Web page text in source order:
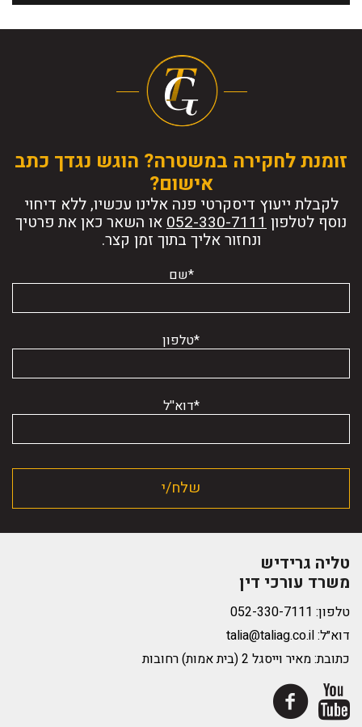
זומנת לחקירה במשטרה? הוגש נגדך כתב
אישום?
לקבלת ייעוץ דיסקרטי פנה אלינו עכשיו, ללא דיחוי
נוסף לטלפון או השאר כאן את פרטיך
ונחזור אליך בתוך זמן קצר.
*שם
*טלפון
*דוא''ל
טליה גרידיש
משרד עורכי דין
טלפון:
דוא״ל:talia@taliag.co.il
כתובת: מאיר וייסגל 2 (בית אמות) רחובות